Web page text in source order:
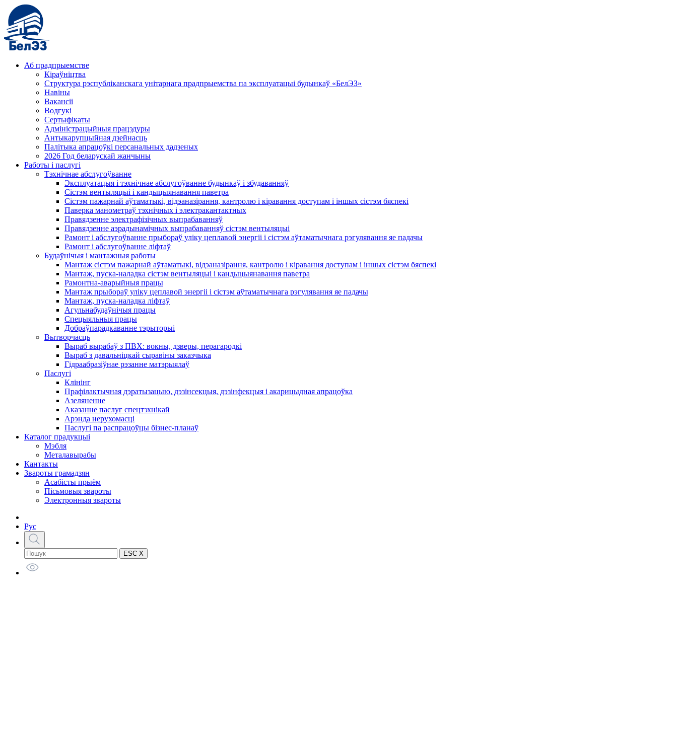
Аб прадпрыемстве
Кіраўніцтва
Структура рэспубліканскага унітарнага прадпрыемства па эксплуатацыі будынкаў «БелЭЗ»
Навіны
Вакансіі
Водгукі
Сертыфікаты
Адміністрацыйныя працэдуры
Антыкарупцыйная дзейнасць
Палітыка апрацоўкі персанальных дадзеных
2026 Год беларускай жанчыны
Работы і паслугі
Тэхнічнае абслугоўванне
Эксплуатацыя і тэхнічнае абслугоўванне будынкаў і збудаванняў
Сістэм вентыляцыі і кандыцыянавання паветра
Сістэм пажарнай аўтаматыкі, відэаназірання, кантролю і кіравання доступам і іншых сістэм бяспекі
Паверка манометраў тэхнічных і электракантактных
Правядзенне электрафізічных выпрабаванняў
Правядзенне аэрадынамічных выпрабаванняў сістэм вентыляцыі
Рамонт і абслугоўванне прыбораў уліку цеплавой энергіі і сістэм аўтаматычнага рэгулявання яе падачы
Рамонт і абслугоўванне ліфтаў
Будаўнічыя і мантажныя работы
Мантаж сістэм пажарнай аўтаматыкі, відэаназірання, кантролю і кіравання доступам і іншых сістэм бяспекі
Мантаж, пуска-наладка сістэм вентыляцыі і кандыцыянавання паветра
Рамонтна-аварыйныя працы
Мантаж прыбораў уліку цеплавой энергіі і сістэм аўтаматычнага рэгулявання яе падачы
Мантаж, пуска-наладка ліфтаў
Агульнабудаўнічыя працы
Спецыяльныя працы
Добраўпарадкаванне тэрыторыі
Вытворчасць
Выраб вырабаў з ПВХ: вокны, дзверы, перагародкі
Выраб з давальніцкай сыравіны заказчыка
Гідраабразіўнае рэзанне матэрыялаў
Паслугі
Клінінг
Прафілактычная дэратызацыю, дэзiнсекцыя, дэзінфекцыя і акарицыдная апрацоўка
Азеляненне
Аказанне паслуг спецтэхнікай
Арэнда нерухомасці
Паслугі па распрацоўцы бізнес-планаў
Каталог прадукцыі
Мэбля
Металавырабы
Кантакты
Звароты грамадзян
Асабісты прыём
Пісьмовыя звароты
Электронныя звароты
Рус
ESC X